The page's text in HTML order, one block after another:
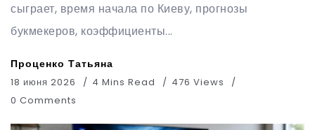
сыграет, время начала по Киеву, прогнозы
букмекеров, коэффициенты...
Проценко Татьяна
18 июня 2026 4 Mins Read
476 Views
0 Comments